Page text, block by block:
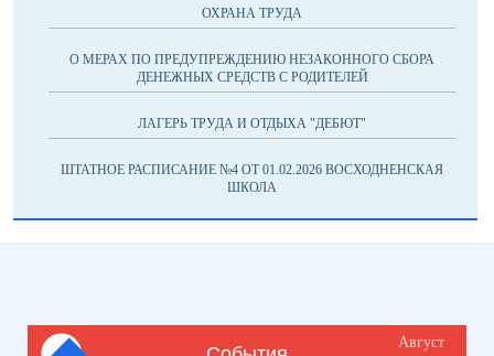
ОХРАНА ТРУДА
О МЕРАХ ПО ПРЕДУПРЕЖДЕНИЮ НЕЗАКОННОГО СБОРА
ДЕНЕЖНЫХ СРЕДСТВ С РОДИТЕЛЕЙ
ЛАГЕРЬ ТРУДА И ОТДЫХА "ДЕБЮТ"
ШТАТНОЕ РАСПИСАНИЕ №4 ОТ 01.02.2026 ВОСХОДНЕНСКАЯ
ШКОЛА
Август